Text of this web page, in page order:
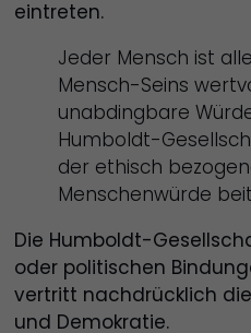
eintreten.
Jeder Mensch ist
Mensch-Seins
unabdingbare
Humboldt-
der ethisch
Menschenwürde
Die Humboldt-
oder politischen
vertritt nachdrücklich
und Demokratie.